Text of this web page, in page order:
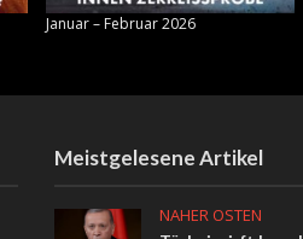
Januar – Februar 2026
Meistgelesene Artikel
NAHER OSTEN